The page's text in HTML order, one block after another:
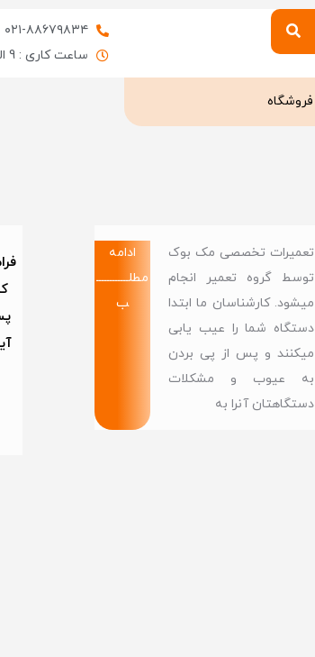
۰۲۱-۸۸۶۷۹۸۳۴
ساعت کاری : 9 الی 21
فروشگاه
تعمیرات تخصصی مک بوک
توسط گروه تعمیر انجام
میشود. کارشناسان ما ابتدا
دستگاه شما را عیب یابی
میکنند و پس از پی بردن
به عیوب و مشکلات
دستگاهتان آنرا به
ادامه
مطلــــــــــــ
ب